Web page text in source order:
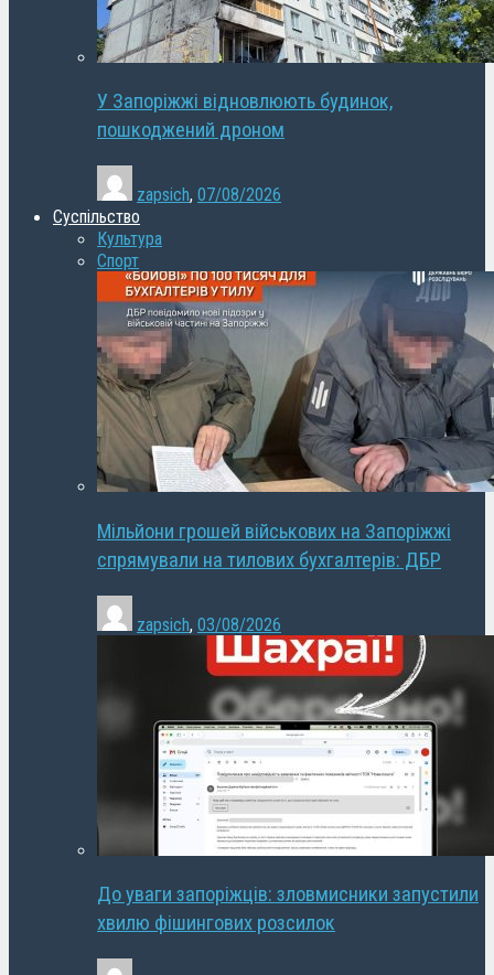
У Запоріжжі відновлюють будинок,
пошкоджений дроном
zapsich, 07/08/2026
Суспільство
Культура
Спорт
Мільйони грошей військових на Запоріжжі
спрямували на тилових бухгалтерів: ДБР
zapsich, 03/08/2026
До уваги запоріжців: зловмисники запустили
хвилю фішингових розсилок